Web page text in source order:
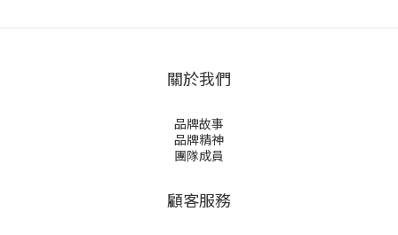
關於我們
品牌故事
品牌精神
團隊成員
顧客服務